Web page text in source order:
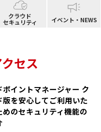
クラウド
セキュリティ イベント・NEWS
セス
ポイントマネージャー ク
版を安心してご利用いた
めのセキュリティ機能の